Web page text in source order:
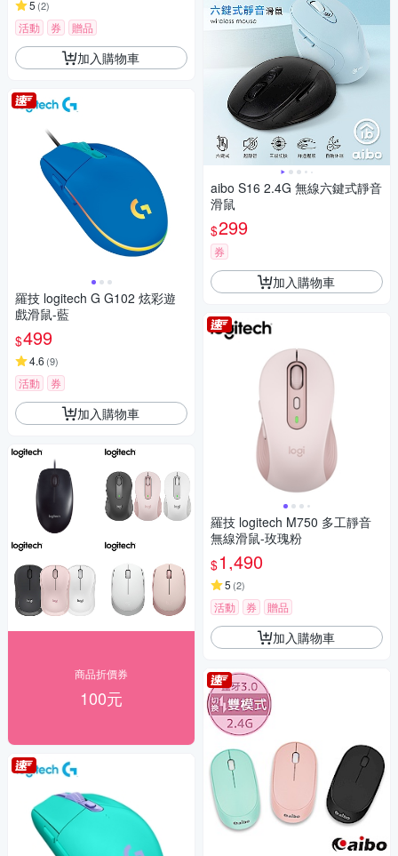
5 (2)
活動 券 贈品
加入購物車
羅技 logitech G G102 炫彩遊
戲滑鼠-藍
$499
4.6 (9)
活動 券
加入購物車
商品折價券
100元
aibo S16 2.4G 無線六鍵式靜音
滑鼠
$299
券
加入購物車
羅技 logitech M750 多工靜音
無線滑鼠-玫瑰粉
$1,490
5 (2)
活動 券 贈品
加入購物車